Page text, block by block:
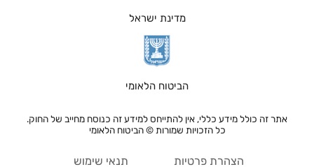
מדינת ישראל
הביטוח הלאומי
אתר זה כולל מידע כללי, אין להתייחס למידע זה כנוסח מחייב של החוק.
כל הזכויות שמורות © הביטוח הלאומי
הצהרת פרטיות תנאי שימוש